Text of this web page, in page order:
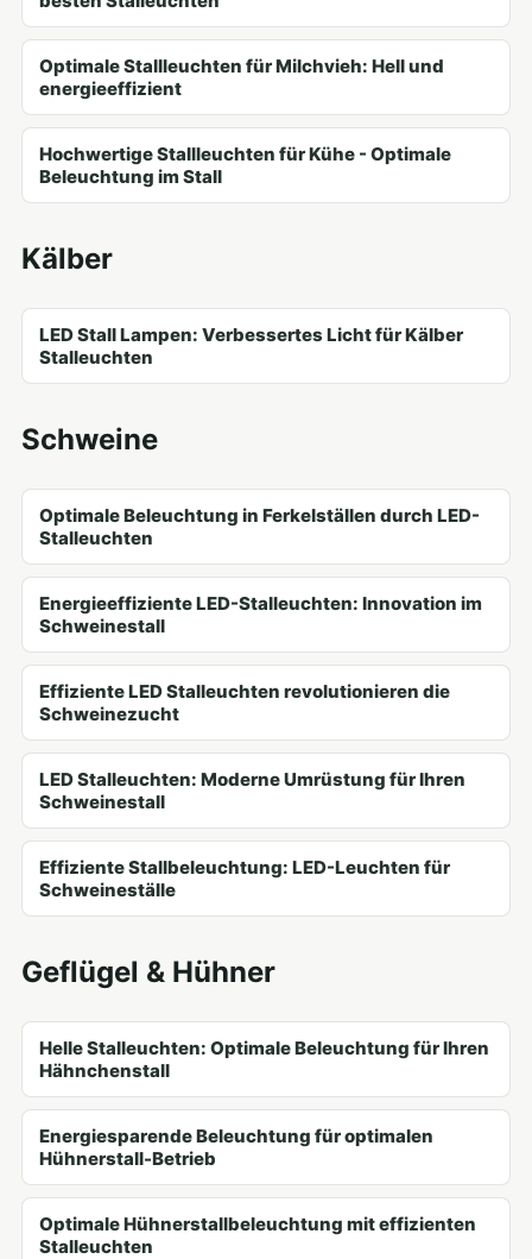
Optimale Stallleuchten für Milchvieh: Hell und
energieeffizient
Hochwertige Stallleuchten für Kühe - Optimale
Beleuchtung im Stall
Kälber
LED Stall Lampen: Verbessertes Licht für Kälber
Stalleuchten
Schweine
Optimale Beleuchtung in Ferkelställen durch LED-
Stalleuchten
Energieeffiziente LED-Stalleuchten: Innovation im
Schweinestall
Effiziente LED Stalleuchten revolutionieren die
Schweinezucht
LED Stalleuchten: Moderne Umrüstung für Ihren
Schweinestall
Effiziente Stallbeleuchtung: LED-Leuchten für
Schweineställe
Geflügel & Hühner
Helle Stalleuchten: Optimale Beleuchtung für Ihren
Hähnchenstall
Energiesparende Beleuchtung für optimalen
Hühnerstall-Betrieb
Optimale Hühnerstallbeleuchtung mit effizienten
Stalleuchten